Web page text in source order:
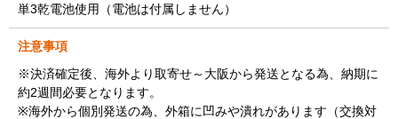
単3乾電池使用（電池は付属しません）
注意事項
※決済確定後、海外より取寄せ～大阪から発送となる為、納期に
約2週間必要となります。
※海外から個別発送の為、外箱に凹みや潰れがあります（交換対